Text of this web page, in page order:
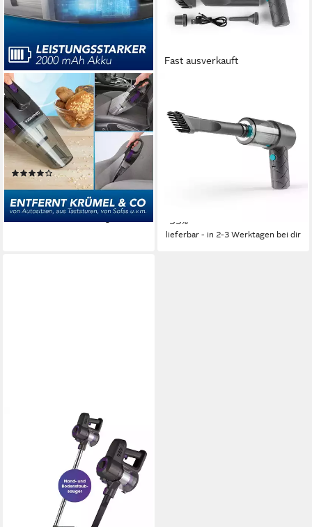
CLEANMAXX
Akku-Handstaubsauger kabel-
& beutellos - mit EPA-Filter &
LED-Licht
0.58 kg
Gewicht
(13)
49,99 €
-40%
Fast ausverkauft
CLEANmaxx 2in1-Akkusauger
mit Saug- und
-33%
lieferbar - in 2-3 Werktagen bei dir